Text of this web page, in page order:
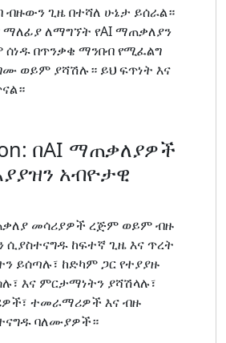
ብዙውን ጊዜ በተሻለ ሁኔታ ይሰራል።
ለማግኘት የAI ማጠቃለያን
በጥንቃቄ ማንበብ የሚፈልግ
ወይም ያሻሽሉ። ይህ ፍጥነት እና
በAI ማጠቃለያዎች
አብዮታዊ
መሳሪያዎች ረጅም ወይም ብዙ
ሲያስተናግዱ ከፍተኛ ጊዜ እና ጥረት
ይሰጣሉ፣ ከድካም ጋር የተያያዙ
እና ምርታማነትን ያሻሽላሉ፣
ተመራማሪዎች እና ብዙ
ባለሙያዎች።